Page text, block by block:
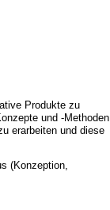
Produkte zu
und -Methoden
erarbeiten und diese
(Konzeption,